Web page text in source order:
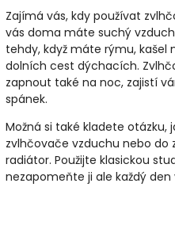
Zajímá vás, kdy používat
vás doma máte suchý
tehdy, když máte rýmu,
dolních cest dýchacích.
zapnout také na noc, zajistí
spánek.
Možná si také kladete
zvlhčovače vzduchu nebo do
radiátor. Použijte klasickou
nezapomeňte ji ale každý